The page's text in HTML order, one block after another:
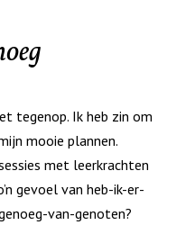
tegenop. Ik heb zin om
mooie plannen.
met leerkrachten
gevoel van heb-ik-er-
van-genoten?